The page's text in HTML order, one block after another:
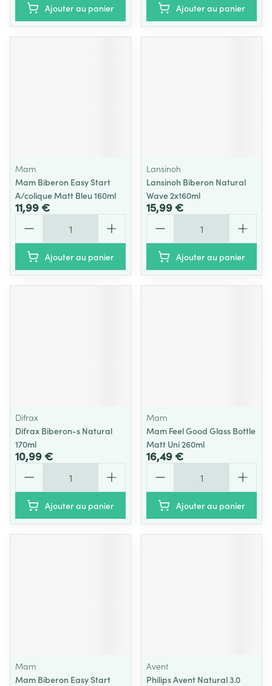
Ajouter au panier Ajouter au panier
Mam
Mam Biberon Easy Start
A/colique Matt Bleu 160ml
11,99 €
Ajouter au panier
Lansinoh
Lansinoh Biberon Natural
Wave 2x160ml
15,99 €
Ajouter au panier
Difrax
Difrax Biberon-s Natural
170ml
10,99 €
Ajouter au panier
Mam
Mam Feel Good Glass Bottle
Matt Uni 260ml
16,49 €
Ajouter au panier
Mam
Mam Biberon Easy Start
Avent
Philips Avent Natural 3.0